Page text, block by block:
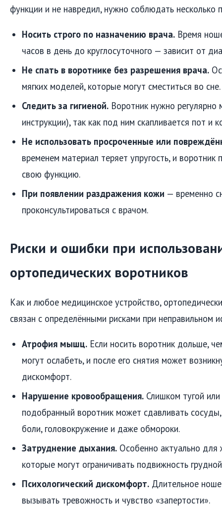
функции и не навредил, нужно соблюдать несколько
Носить строго по назначению врача. Время
часов в день до круглосуточного — зависит от
Не спать в воротнике без разрешения врача.
мягких моделей, которые могут сместиться во сне.
Следить за гигиеной. Воротник нужно регулярно
инструкции), так как под ним скапливается пот и
Не использовать просроченные или
временем материал теряет упругость, и воротник
свою функцию.
При появлении раздражения кожи — временно
проконсультироваться с врачом.
Риски и ошибки при
ортопедических воротников
Как и любое медицинское устройство,
связан с определёнными рисками при неправильном
Атрофия мышц. Если носить воротник дольше,
могут ослабеть, и после его снятия может
дискомфорт.
Нарушение кровообращения. Слишком тугой
подобранный воротник может сдавливать
боли, головокружение и даже обмороки.
Затруднение дыхания. Особенно актуально для
которые могут ограничивать подвижность
Психологический дискомфорт. Длительное
вызывать тревожность и чувство «запертости».